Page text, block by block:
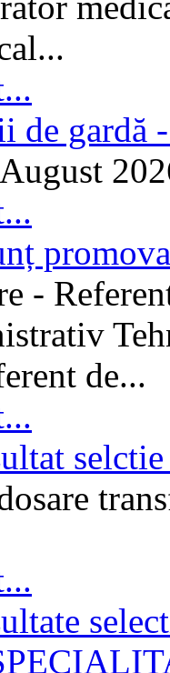
de gardă
-
de...